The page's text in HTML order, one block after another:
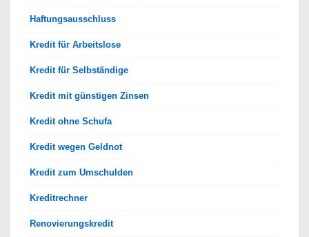
Haftungsausschluss
Kredit für Arbeitslose
Kredit für Selbständige
Kredit mit günstigen Zinsen
Kredit ohne Schufa
Kredit wegen Geldnot
Kredit zum Umschulden
Kreditrechner
Renovierungskredit